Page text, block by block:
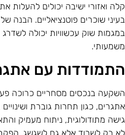
ואזורי ישיבה יכולים להעלות
שוכרים פוטנציאליים. הבנה
שוק עכשוויות יכולה
עם
בנכסים מסחריים כרוכה
כגון תחרות גוברת
מתודולוגית, ניתוח מעמיק